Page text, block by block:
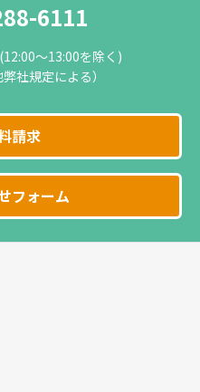
6111
～13:00を除く)
社規定による）
請求
フォーム